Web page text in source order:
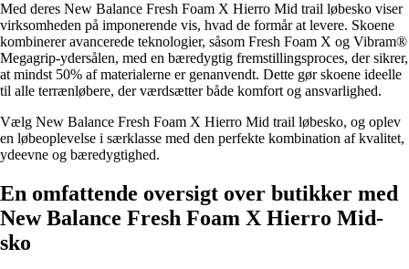
Med deres New Balance Fresh Foam X Hierro Mid trail løbesko viser
virksomheden på imponerende vis, hvad de formår at levere. Skoene
kombinerer avancerede teknologier, såsom Fresh Foam X og Vibram®
Megagrip-ydersålen, med en bæredygtig fremstillingsproces, der sikrer,
at mindst 50% af materialerne er genanvendt. Dette gør skoene ideelle
til alle terrænløbere, der værdsætter både komfort og ansvarlighed.
Vælg New Balance Fresh Foam X Hierro Mid trail løbesko, og oplev
en løbeoplevelse i særklasse med den perfekte kombination af kvalitet,
ydeevne og bæredygtighed.
En omfattende oversigt over butikker med
New Balance Fresh Foam X Hierro Mid-
sko